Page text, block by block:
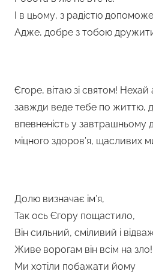
І в цьому, з радістю
Адже, добре з тобою
Єгоре, вітаю зі святом!
завжди веде тебе по життю,
впевненість у завтрашньому
міцного здоров’я, щасливих
Долю визначає ім’я,
Так ось Єгору пощастило,
Він сильний, сміливий і
Живе ворогам він всім на зло!
Ми хотіли побажати йому